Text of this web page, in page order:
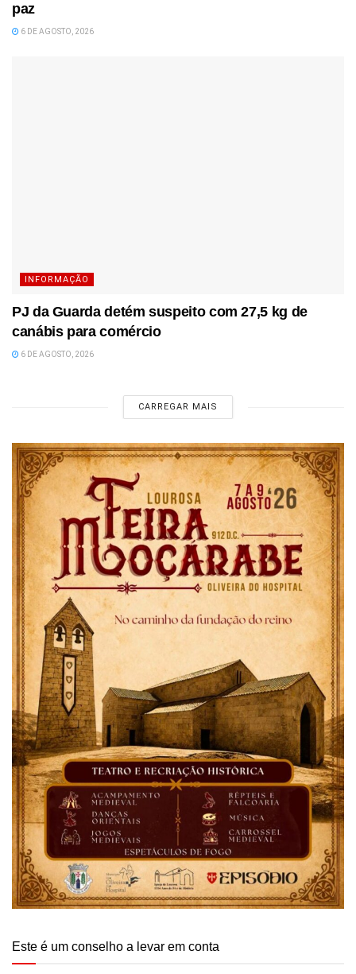
paz
6 DE AGOSTO, 2026
INFORMAÇÃO
PJ da Guarda detém suspeito com 27,5 kg de
canábis para comércio
6 DE AGOSTO, 2026
CARREGAR MAIS
Este é um conselho a levar em conta